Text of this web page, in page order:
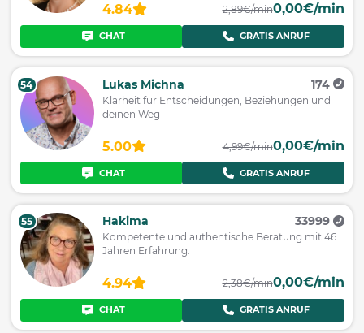
4.84 2,89€/min0,00€/min
CHAT GRATIS ANRUF
54 Lukas Michna 174
Klarheit für Entscheidungen, Beziehungen und
deinen Weg
5.00 4,99€/min0,00€/min
CHAT GRATIS ANRUF
55 Hakima 33999
Kompetente und authentische Beratung mit 46
Jahren Erfahrung.
4.94 2,38€/min0,00€/min
CHAT GRATIS ANRUF